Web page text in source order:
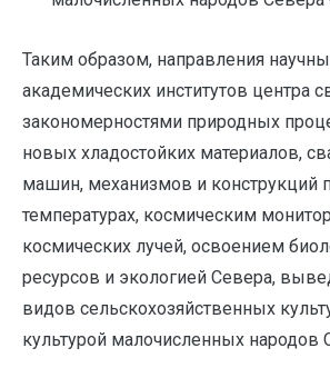
Таким образом, направления
академических институтов центра
закономерностями природных
новых хладостойких материалов,
машин, механизмов и конструкций
температурах, космическим
космических лучей, освоением
ресурсов и экологией Севера,
видов сельскохозяйственных
культурой малочисленных народов